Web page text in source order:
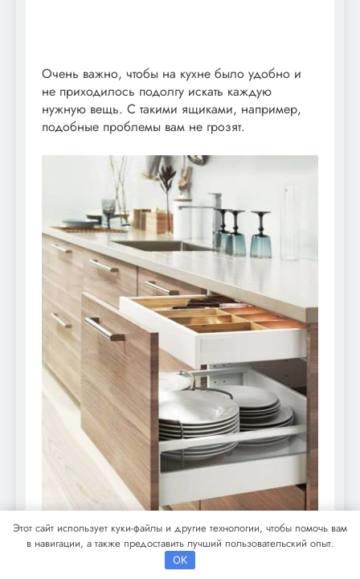
Очень важно, чтобы на кухне было удобно и
не приходилось подолгу искать каждую
нужную вещь. С такими ящиками, например,
подобные проблемы вам не грозят.
Этот сайт использует куки-файлы и другие технологии, чтобы помочь вам
в навигации, а также предоставить лучший пользовательский опыт.
OK